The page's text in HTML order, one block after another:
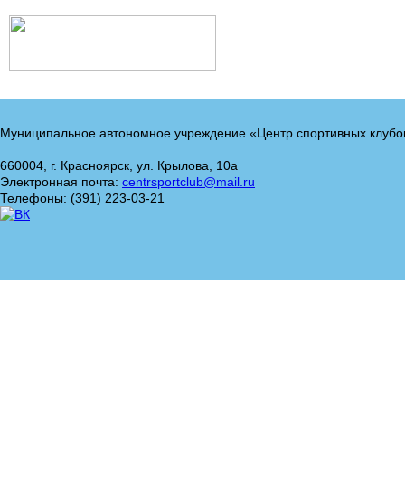
Муниципальное автономное учреждение «Центр спортивных
660004, г. Красноярск, ул. Крылова, 10а
Электронная почта: centrsportclub@mail.ru
Телефоны: (391) 223-03-21